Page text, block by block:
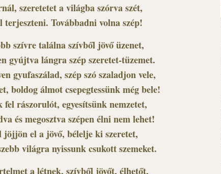
szeretetet a világba szórva szét,
terjeszteni. Továbbadni volna szép!
szívre találna szívből jövő üzenet,
gyújtva lángra szép szeretet-tüzemet.
gyufaszálad, szép szó szaladjon vele,
boldog álmot csepegtessünk még bele!
rászorulót, egyesítsünk nemzetet,
és megosztva szépen élni nem lehet!
jöjjön el a jövő, bélelje ki szeretet,
világra nyissunk csukott szemeket.
a létnek, szívből jövőt, élhetőt,